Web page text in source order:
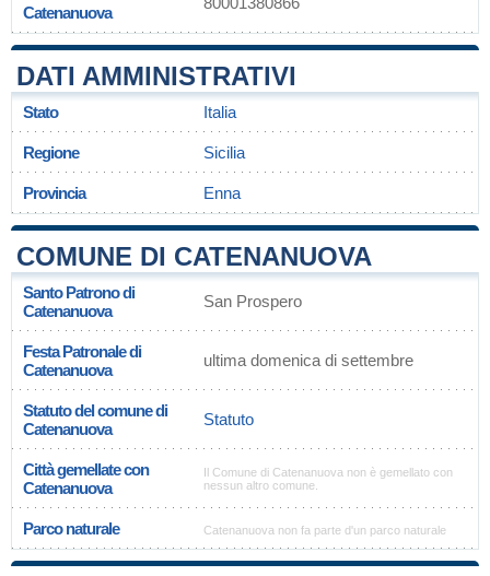
Catenanuova
DATI AMMINISTRATIVI
Stato Italia
Regione Sicilia
Provincia Enna
COMUNE DI CATENANUOVA
Santo Patrono di
Catenanuova
San Prospero
Festa Patronale di
Catenanuova
ultima domenica di settembre
Statuto del comune di
Catenanuova
Statuto
Città gemellate con
Catenanuova
Il Comune di Catenanuova non è gemellato con
nessun altro comune.
Parco naturale Catenanuova non fa parte d'un parco naturale